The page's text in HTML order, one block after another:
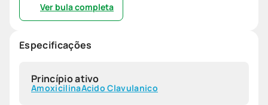
Ver bula completa
Especificações
Princípio ativo
AmoxicilinaAcido Clavulanico